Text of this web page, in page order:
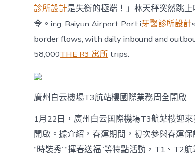
診所設計是失衡的極端！」林天秤突然跳
令。ing, Baiyun Airport Port i牙醫診所設計
border flows, with daily inbound and
58,000THE R3 寓所 trips.
廣州白云機場T3航站樓國際業務周全開啟
1月22日，廣州白云國際機場T3航站樓迎
開啟。據介紹，春運期間，初次參與春運
“時裝秀”“揮春送福”等特點活動，T1、T2